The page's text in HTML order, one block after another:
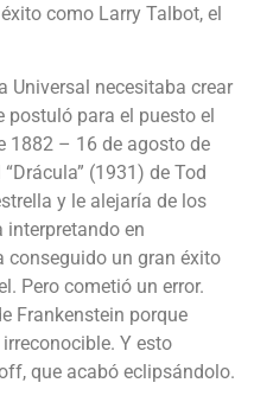
como Larry Talbot, el
Universal necesitaba crear
postuló para el puesto el
1882 – 16 de agosto de
(1931) de Tod
y le alejaría de los
interpretando en
conseguido un gran éxito
Pero cometió un error.
Frankenstein porque
Y esto
que acabó eclipsándolo.